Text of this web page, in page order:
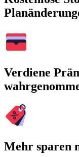
Verdiene
Mehr sparen